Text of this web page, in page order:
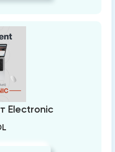
Electronic